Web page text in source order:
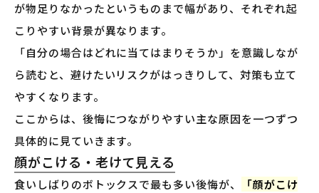
が物足りなかったというものまで幅があり、それぞれ起
こりやすい背景が異なります。
「自分の場合はどれに当てはまりそうか」を意識しなが
ら読むと、避けたいリスクがはっきりして、対策も立て
やすくなります。
ここからは、後悔につながりやすい主な原因を一つずつ
具体的に見ていきます。
顔がこける・老けて見える
食いしばりのボトックスで最も多い後悔が、
「顔がこけ